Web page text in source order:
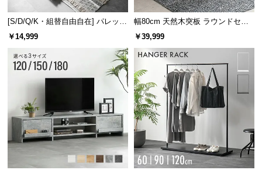
[S/D/Q/K・組替自由自在] パレット
ベッド 8/12/16枚セット
￥14,999
幅80cm 天然木突板 ラウンドセン
ターテーブル 美しい格子デザイン
￥39,999